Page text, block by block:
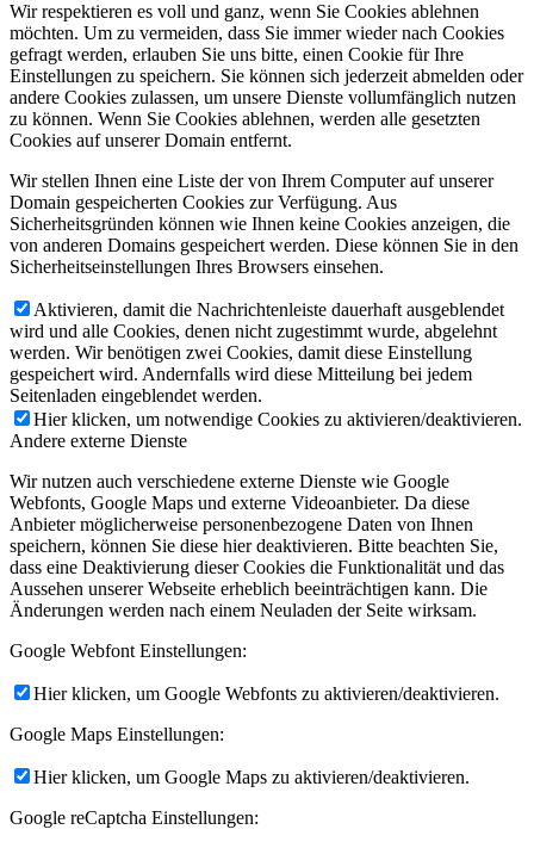
Wir respektieren es voll und ganz, wenn Sie Cookies ablehnen
möchten. Um zu vermeiden, dass Sie immer wieder nach Cookies
gefragt werden, erlauben Sie uns bitte, einen Cookie für Ihre
Einstellungen zu speichern. Sie können sich jederzeit abmelden oder
andere Cookies zulassen, um unsere Dienste vollumfänglich nutzen
zu können. Wenn Sie Cookies ablehnen, werden alle gesetzten
Cookies auf unserer Domain entfernt.
Wir stellen Ihnen eine Liste der von Ihrem Computer auf unserer
Domain gespeicherten Cookies zur Verfügung. Aus
Sicherheitsgründen können wie Ihnen keine Cookies anzeigen, die
von anderen Domains gespeichert werden. Diese können Sie in den
Sicherheitseinstellungen Ihres Browsers einsehen.
Aktivieren, damit die Nachrichtenleiste dauerhaft ausgeblendet
wird und alle Cookies, denen nicht zugestimmt wurde, abgelehnt
werden. Wir benötigen zwei Cookies, damit diese Einstellung
gespeichert wird. Andernfalls wird diese Mitteilung bei jedem
Seitenladen eingeblendet werden.
Hier klicken, um notwendige Cookies zu aktivieren/deaktivieren.
Andere externe Dienste
Wir nutzen auch verschiedene externe Dienste wie Google
Webfonts, Google Maps und externe Videoanbieter. Da diese
Anbieter möglicherweise personenbezogene Daten von Ihnen
speichern, können Sie diese hier deaktivieren. Bitte beachten Sie,
dass eine Deaktivierung dieser Cookies die Funktionalität und das
Aussehen unserer Webseite erheblich beeinträchtigen kann. Die
Änderungen werden nach einem Neuladen der Seite wirksam.
Google Webfont Einstellungen:
Hier klicken, um Google Webfonts zu aktivieren/deaktivieren.
Google Maps Einstellungen:
Hier klicken, um Google Maps zu aktivieren/deaktivieren.
Google reCaptcha Einstellungen: